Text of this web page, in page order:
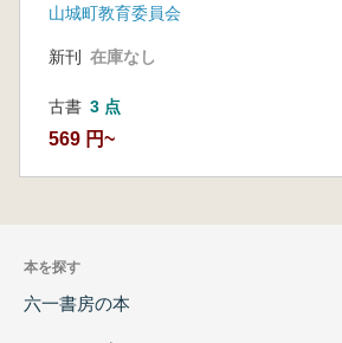
山城町教育委員会
新刊 在庫なし
古書 3 点
569 円~
本を探す
六一書房の本